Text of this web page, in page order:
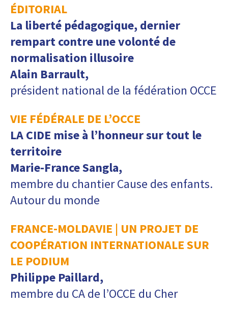
ÉDITORIAL
La liberté pédagogique, dernier
rempart contre une volonté de
normalisation illusoire
Alain Barrault,
président national de la fédération OCCE
VIE FÉDÉRALE DE L’OCCE
LA CIDE mise à l’honneur sur tout le
territoire
Marie-France Sangla,
membre du chantier Cause des enfants.
Autour du monde
FRANCE-MOLDAVIE | UN PROJET DE
COOPÉRATION INTERNATIONALE SUR
LE PODIUM
Philippe Paillard,
membre du CA de l’OCCE du Cher